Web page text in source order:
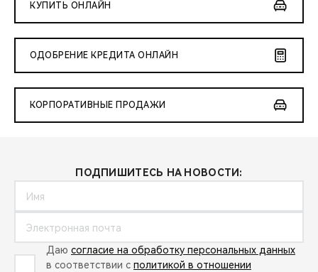
КУПИТЬ ОНЛАЙН
ОДОБРЕНИЕ КРЕДИТА ОНЛАЙН
КОРПОРАТИВНЫЕ ПРОДАЖИ
ПОДПИШИТЕСЬ НА НОВОСТИ:
Даю согласие на обработку персональных данных
в соответствии с политикой в отношении